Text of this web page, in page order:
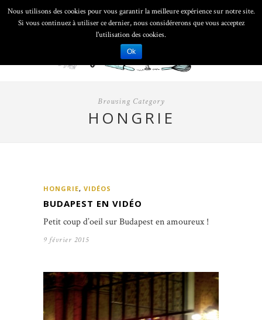
Browsing Category
HONGRIE
HONGRIE, VIDÉOS
BUDAPEST EN VIDÉO
Petit coup d’oeil sur Budapest en amoureux !
9 février 2015
Nous utilisons des cookies pour vous garantir la meilleure expérience sur notre site.
Si vous continuez à utiliser ce dernier, nous considérerons que vous acceptez
l'utilisation des cookies.
Ok